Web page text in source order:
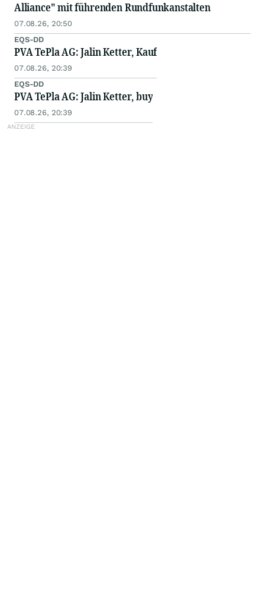
Alliance" mit führenden Rundfunkanstalten
07.08.26, 20:50
EQS-DD
PVA TePla AG: Jalin Ketter, Kauf
07.08.26, 20:39
EQS-DD
PVA TePla AG: Jalin Ketter, buy
07.08.26, 20:39